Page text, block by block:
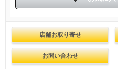
店舗お取り寄せ
お問い合わせ